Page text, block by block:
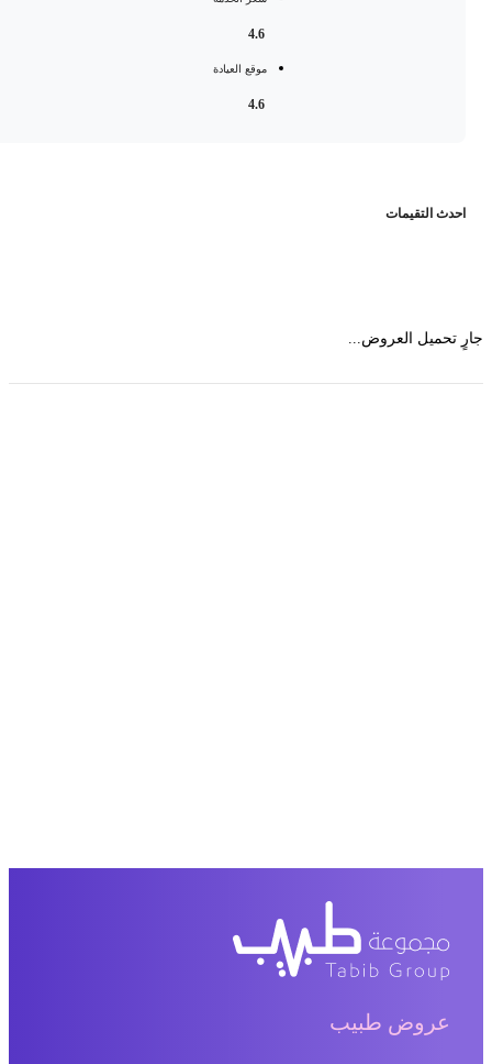
موقع العيادة
التقيمات
تحميل العروض...
عروض طبيب